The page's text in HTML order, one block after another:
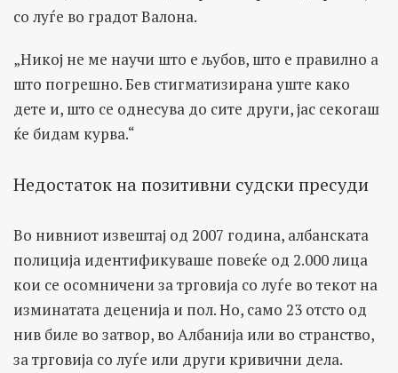
со луѓе во градот Валона.
„Никој не ме научи што е љубов, што е правилно а
што погрешно. Бев стигматизирана уште како
дете и, што се однесува до сите други, јас секогаш
ќе бидам курва.“
Недостаток на позитивни судски пресуди
Во нивниот извештај од 2007 година, албанската
полиција идентификуваше повеќе од 2.000 лица
кои се осомничени за трговија со луѓе во текот на
изминатата деценија и пол. Но, само 23 отсто од
нив биле во затвор, во Албанија или во странство,
за трговија со луѓе или други кривични дела.